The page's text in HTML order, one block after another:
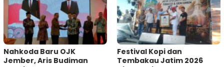
Nahkoda Baru OJK
Jember, Aris Budiman
Festival Kopi dan
Tembakau Jatim 2026